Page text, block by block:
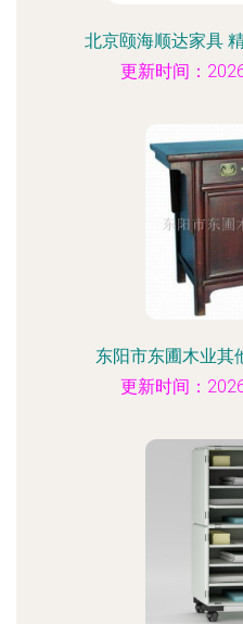
北京颐海顺达家具
更新时间：
东阳市东圃木业其
更新时间：